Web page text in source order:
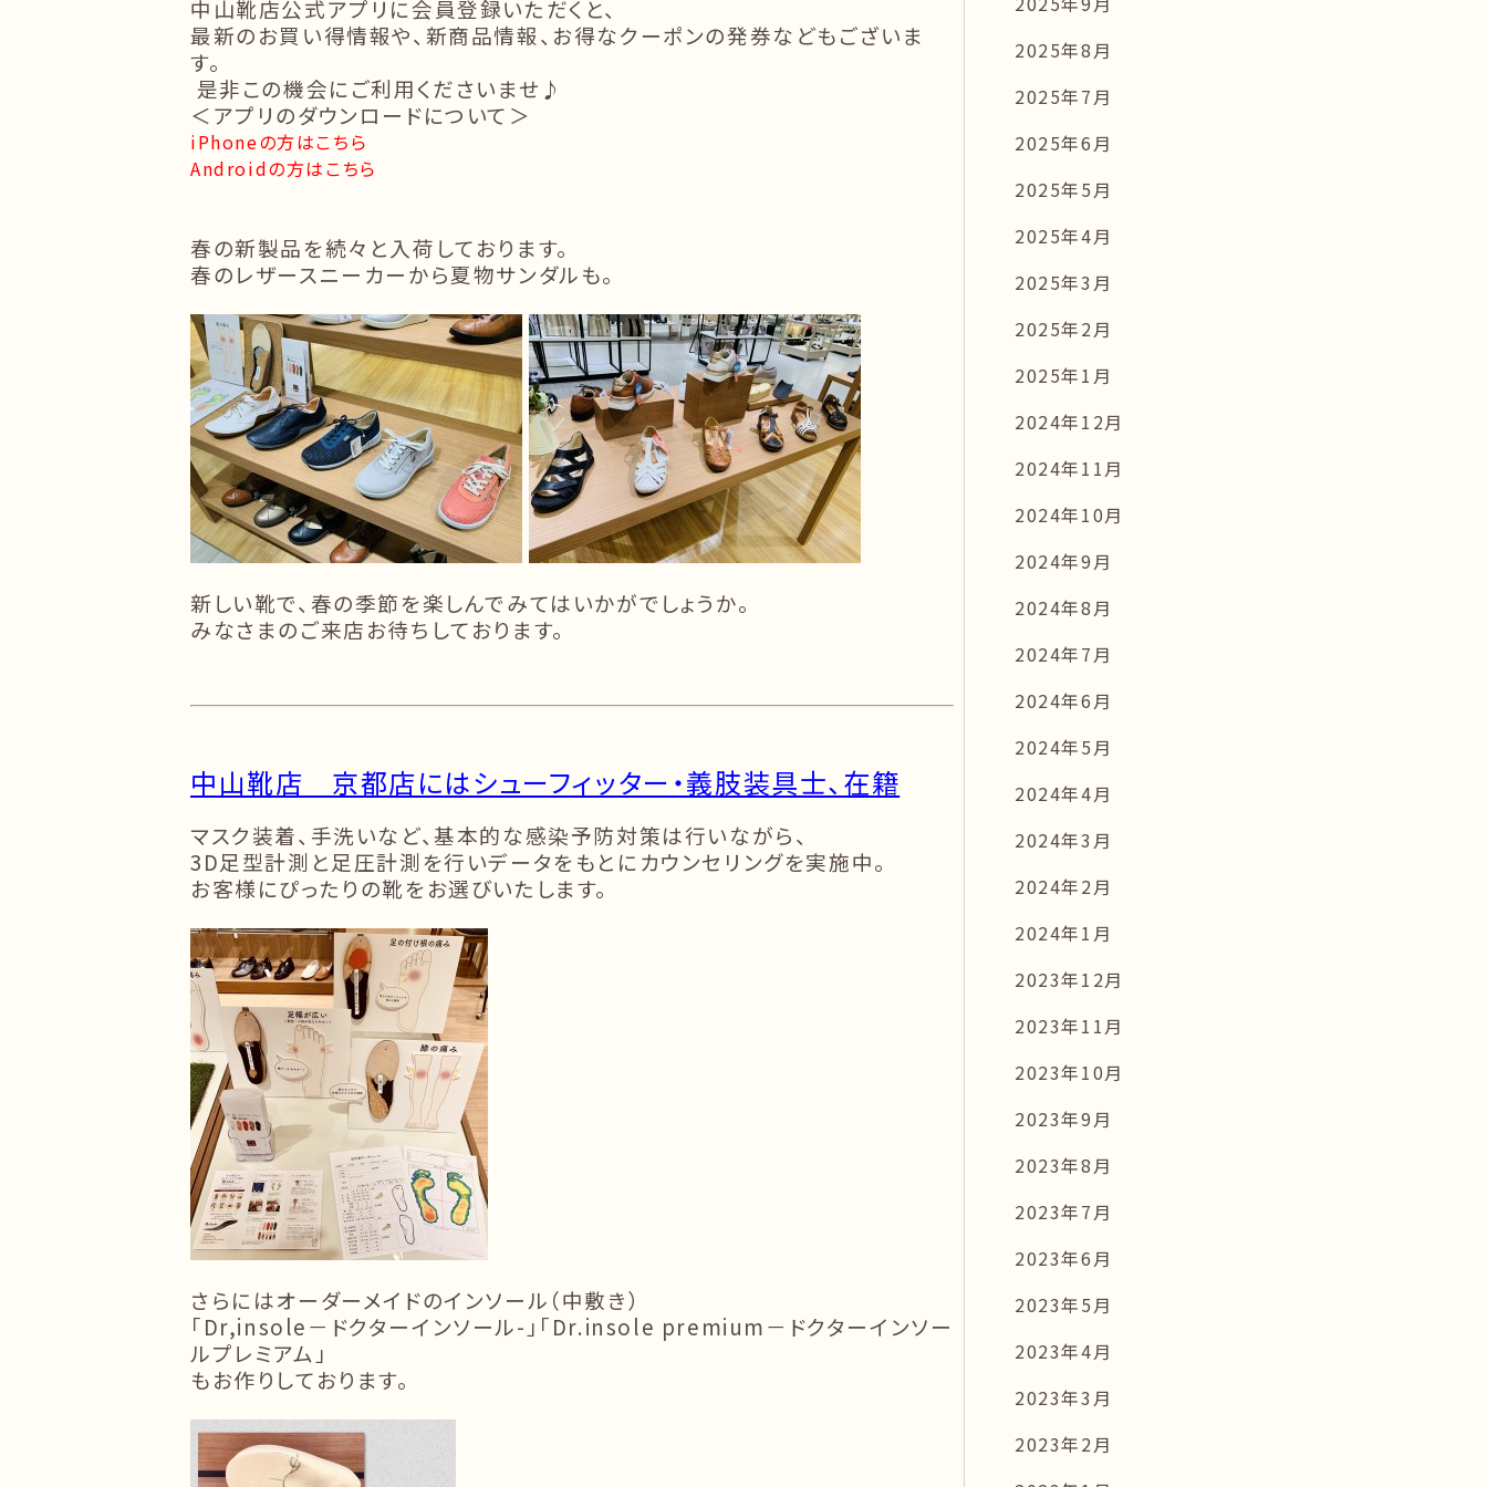
中山靴店公式アプリに会員登録いただくと、
最新のお買い得情報や、新商品情報、お得なクーポンの発券などもございま
す。
是非この機会にご利用くださいませ♪
＜アプリのダウンロードについて＞
iPhoneの方はこちら
Androidの方はこちら
春の新製品を続々と入荷しております。
春のレザースニーカーから夏物サンダルも。
新しい靴で、春の季節を楽しんでみてはいかがでしょうか。
みなさまのご来店お待ちしております。
中山靴店 京都店にはシューフィッター・義肢装具士、在籍
マスク装着、手洗いなど、基本的な感染予防対策は行いながら、
3D足型計測と足圧計測を行いデータをもとにカウンセリングを実施中。
お客様にぴったりの靴をお選びいたします。
さらにはオーダーメイドのインソール（中敷き）
「Dr,insole－ドクターインソール-」「Dr.insole premium－ドクターインソー
ルプレミアム」
もお作りしております。
2025年8月
2025年7月
2025年6月
2025年5月
2025年4月
2025年3月
2025年2月
2025年1月
2024年12月
2024年11月
2024年10月
2024年9月
2024年8月
2024年7月
2024年6月
2024年5月
2024年4月
2024年3月
2024年2月
2024年1月
2023年12月
2023年11月
2023年10月
2023年9月
2023年8月
2023年7月
2023年6月
2023年5月
2023年4月
2023年3月
2023年2月